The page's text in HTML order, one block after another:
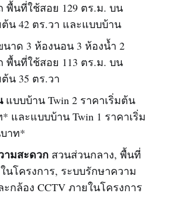
พื้นที่ใช้สอย 129 ตร.ม. บน
น 42 ตร.วา และแบบบ้าน
นาด 3 ห้องนอน 3 ห้องน้ำ 2
พื้นที่ใช้สอย 113 ตร.ม. บน
น 35 ตร.วา
แบบบ้าน Twin 2 ราคาเริ่มต้น
และแบบบ้าน Twin 1 ราคาเริ่ม
าท*
ามสะดวกสวนส่วนกลาง, พื้นที่
นโครงการ, ระบบรักษาความ
กล้อง CCTV ภายในโครงการ